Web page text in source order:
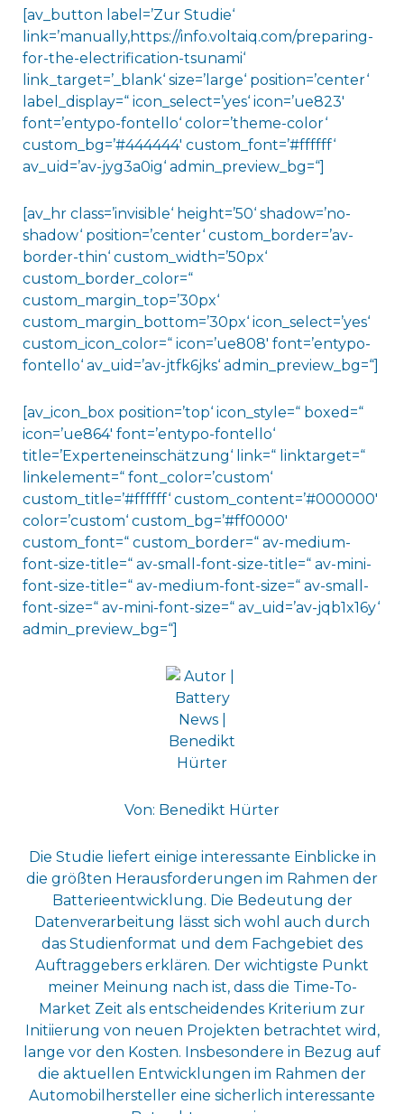
[av_button label=’Zur Studie‘
link=’manually,https://info.voltaiq.com/preparing-
for-the-electrification-tsunami‘
link_target=’_blank‘ size=’large‘ position=’center‘
label_display=“ icon_select=’yes‘ icon=’ue823′
font=’entypo-fontello‘ color=’theme-color‘
custom_bg=’#444444′ custom_font=’#ffffff‘
av_uid=’av-jyg3a0ig‘ admin_preview_bg=“]
[av_hr class=’invisible‘ height=’50‘ shadow=’no-
shadow‘ position=’center‘ custom_border=’av-
border-thin‘ custom_width=’50px‘
custom_border_color=“
custom_margin_top=’30px‘
custom_margin_bottom=’30px‘ icon_select=’yes‘
custom_icon_color=“ icon=’ue808′ font=’entypo-
fontello‘ av_uid=’av-jtfk6jks‘ admin_preview_bg=“]
[av_icon_box position=’top‘ icon_style=“ boxed=“
icon=’ue864′ font=’entypo-fontello‘
title=’Experteneinschätzung‘ link=“ linktarget=“
linkelement=“ font_color=’custom‘
custom_title=’#ffffff‘ custom_content=’#000000′
color=’custom‘ custom_bg=’#ff0000′
custom_font=“ custom_border=“ av-medium-
font-size-title=“ av-small-font-size-title=“ av-mini-
font-size-title=“ av-medium-font-size=“ av-small-
font-size=“ av-mini-font-size=“ av_uid=’av-jqb1x16y‘
admin_preview_bg=“]
Von: Benedikt Hürter
Die Studie liefert einige interessante Einblicke in
die größten Herausforderungen im Rahmen der
Batterieentwicklung. Die Bedeutung der
Datenverarbeitung lässt sich wohl auch durch
das Studienformat und dem Fachgebiet des
Auftraggebers erklären. Der wichtigste Punkt
meiner Meinung nach ist, dass die Time-To-
Market Zeit als entscheidendes Kriterium zur
Initiierung von neuen Projekten betrachtet wird,
lange vor den Kosten. Insbesondere in Bezug auf
die aktuellen Entwicklungen im Rahmen der
Automobilhersteller eine sicherlich interessante